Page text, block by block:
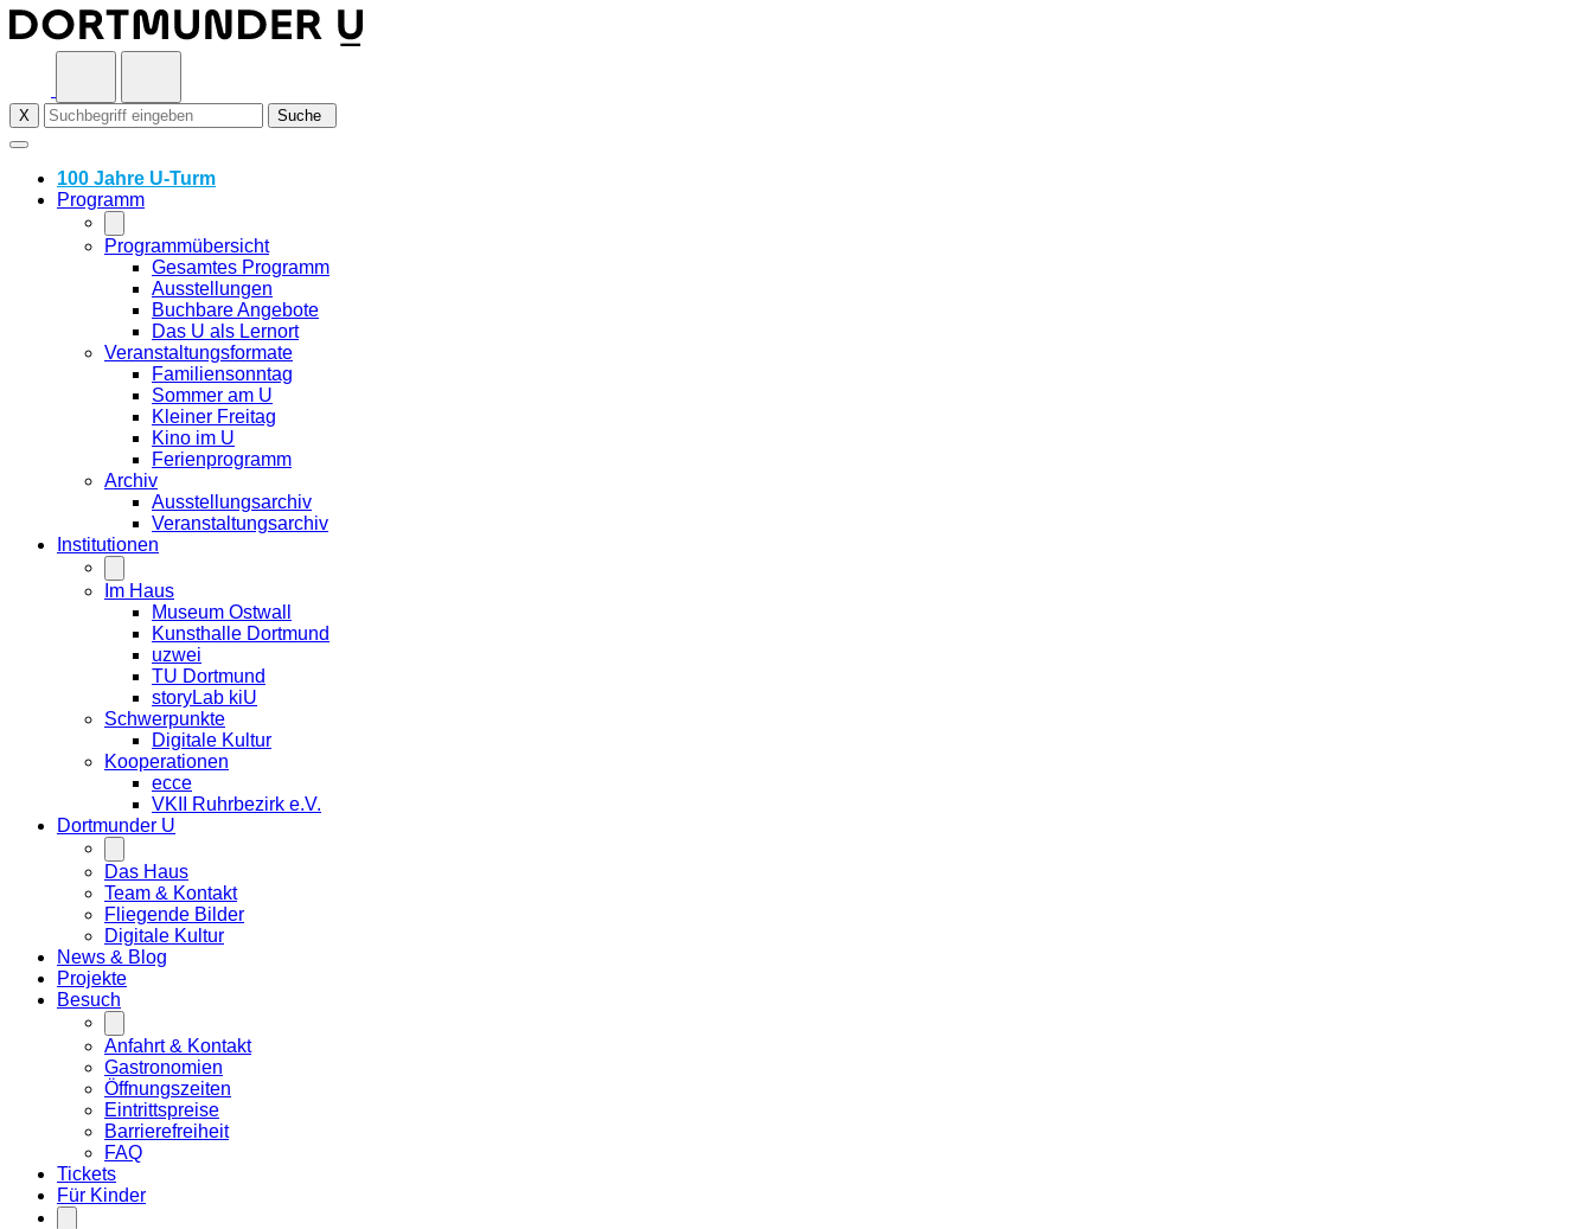
Skip
to
content
X Suche
100 Jahre U-Turm
Programm
Programmübersicht
Gesamtes Programm
Ausstellungen
Buchbare Angebote
Das U als Lernort
Veranstaltungsformate
Familiensonntag
Sommer am U
Kleiner Freitag
Kino im U
Ferienprogramm
Archiv
Ausstellungsarchiv
Veranstaltungsarchiv
Institutionen
Im Haus
Museum Ostwall
Kunsthalle Dortmund
uzwei
TU Dortmund
storyLab kiU
Schwerpunkte
Digitale Kultur
Kooperationen
ecce
VKII Ruhrbezirk e.V.
Dortmunder U
Das Haus
Team & Kontakt
Fliegende Bilder
Digitale Kultur
News & Blog
Projekte
Besuch
Anfahrt & Kontakt
Gastronomien
Öffnungszeiten
Eintrittspreise
Barrierefreiheit
FAQ
Tickets
Für Kinder